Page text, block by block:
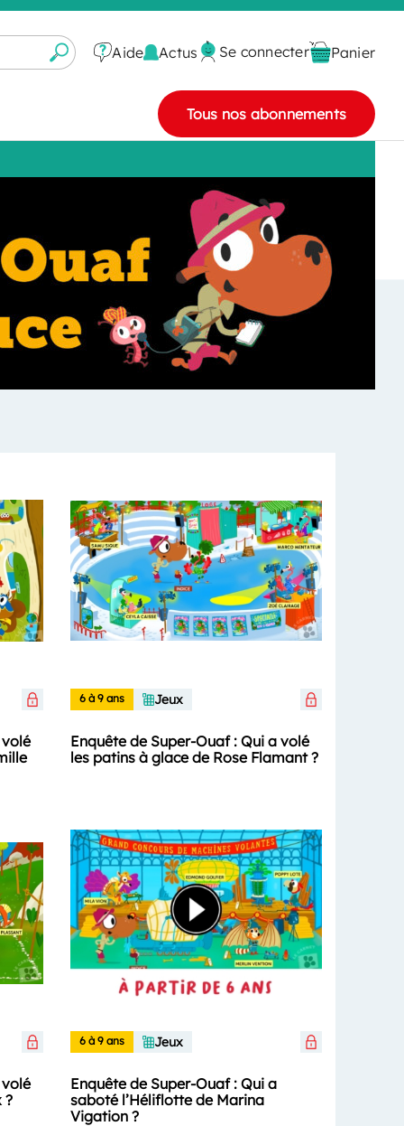
Aide Actus Se connecter Panier
Tous nos abonnements
6 à 9 ans Jeux
Enquête de Super-Ouaf : Qui a volé
les patins à glace de Rose Flamant ?
?
6 à 9 ans Jeux
Enquête de Super-Ouaf : Qui a
saboté l’Héliflotte de Marina
Vigation ?